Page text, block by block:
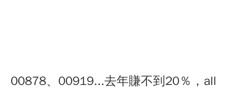
00878、00919...去年賺不到20％，all